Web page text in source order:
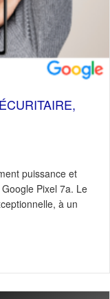
puissance et
Pixel 7a. Le
à un
sécuritaire,